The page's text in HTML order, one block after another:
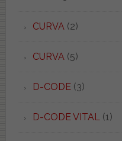
CURVA(2)
CURVA(5)
D-CODE(3)
D-CODE VITAL(1)